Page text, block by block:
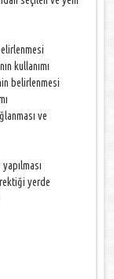
kullanımı
belirlenmesi
ve
yerde